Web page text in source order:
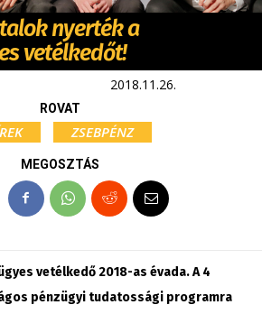
nyerték a
vetélkedőt!
2018.11.26.
ROVAT
ZSEBPÉNZ
MEGOSZTÁS
vetélkedő 2018-as évada. A 4
pénzügyi tudatossági programra